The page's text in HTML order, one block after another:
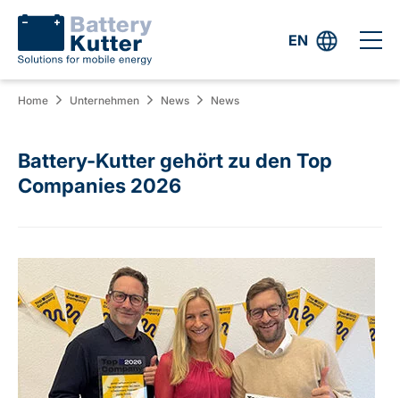
EN
Home Unternehmen News News
Battery-Kutter gehört zu den Top
Companies 2026